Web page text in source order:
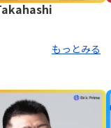
もっとみる